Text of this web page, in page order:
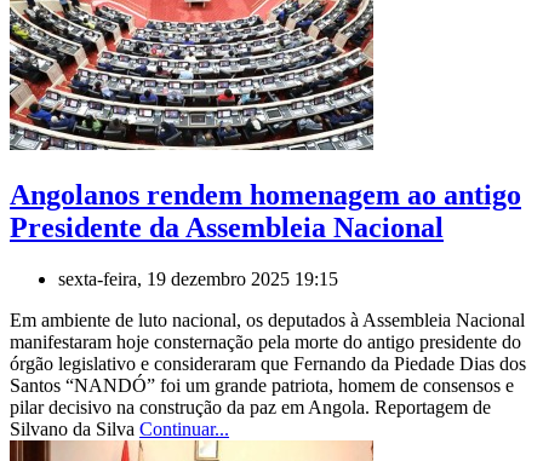
Angolanos rendem homenagem ao antigo
Presidente da Assembleia Nacional
sexta-feira, 19 dezembro 2025 19:15
Em ambiente de luto nacional, os deputados à Assembleia Nacional
manifestaram hoje consternação pela morte do antigo presidente do
órgão legislativo e consideraram que Fernando da Piedade Dias dos
Santos “NANDÓ” foi um grande patriota, homem de consensos e
pilar decisivo na construção da paz em Angola. Reportagem de
Silvano da Silva Continuar...